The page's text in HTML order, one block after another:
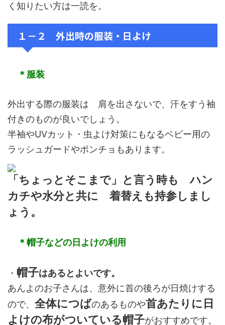
く知りたい方は一読を。
１－２ 外出時の服装・日よけ
＊服装
外出する際の服装は 肩を出さないで、汗をすう袖
付きのものが良いでしょう。
半袖やUVカット・虫よけ対策にもなるベビー用の
ラッシュガードやポンチョもあります。
「ちょっとそこまで」と言う時も ハン
カチや水分と共に 着替えも持参しまし
ょう。
＊帽子などの日よけの利用
・ 帽子はあるとよいです。
あんよのお子さんは、意外に首の後ろが日焼けする
ので、 全体につばのあるものや首あたりに日
よけの布がついている帽子がおすすめです。